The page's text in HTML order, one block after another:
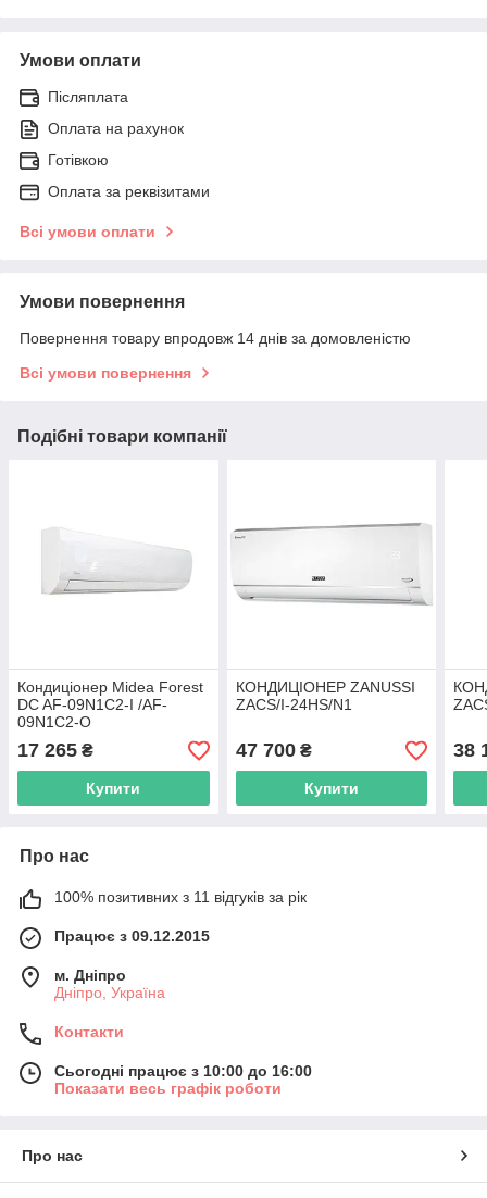
Умови оплати
Післяплата
Оплата на рахунок
Готівкою
Оплата за реквізитами
Всі умови оплати
Умови повернення
Повернення товару впродовж 14 днів за домовленістю
Всі умови повернення
Подібні товари компанії
Кондиціонер Midea Forest
DC AF-09N1C2-I /AF-
09N1C2-O
17 265 ₴
Купити
КОНДИЦІОНЕР ZANUSSI
ZACS/I-24HS/N1
47 700₴
Купити
38
Про нас
100% позитивних з 11 відгуків за рік
Працює з 09.12.2015
м. Дніпро
Дніпро, Україна
Контакти
Сьогодні працює з 10:00 до 16:00
Показати весь графік роботи
Про нас